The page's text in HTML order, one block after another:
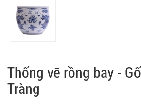
Thống vẽ rồng bay -
Tràng